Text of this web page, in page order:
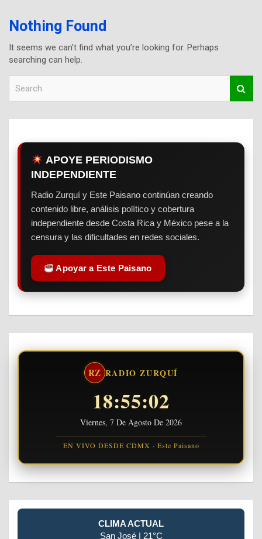
Nothing Found
It seems we can’t find what you’re looking for. Perhaps
searching can help.
r
APOYE PERIODISMO
INDEPENDIENTE
Radio Zurquí y Este Paisano continúan creando
contenido libre, análisis político y cobertura
independiente desde Costa Rica y México pese a la
censura y las dificultades en redes sociales.
Apoyar a Este Paisano
RZ RADIO ZURQUÍ
18:55:02
Viernes, 7 De Agosto De 2026
EN VIVO DESDE CDMX · Este Paisano
CLIMA ACTUAL
San José | 21°C